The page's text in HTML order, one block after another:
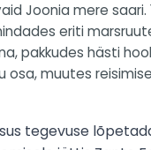
Joonia mere
eriti
pakkudes hästi
osa, muutes
tegevuse